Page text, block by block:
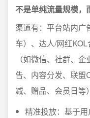
不是单纯流量规模，
渠道有：平台站内广
车）、达人/网红
（如微信、社群、
告、内容分发、联
减、赠品、会员日等
精准投放：基于